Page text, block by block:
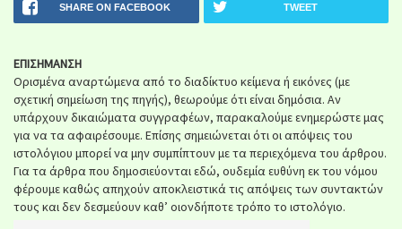
SHARE ON FACEBOOK TWEET
ΕΠΙΣΗΜΑΝΣΗ
Ορισμένα αναρτώμενα από το διαδίκτυο κείμενα ή εικόνες (με
σχετική σημείωση της πηγής), θεωρούμε ότι είναι δημόσια. Αν
υπάρχουν δικαιώματα συγγραφέων, παρακαλούμε ενημερώστε μας
για να τα αφαιρέσουμε. Επίσης σημειώνεται ότι οι απόψεις του
ιστολόγιου μπορεί να μην συμπίπτουν με τα περιεχόμενα του άρθρου.
Για τα άρθρα που δημοσιεύονται εδώ, ουδεμία ευθύνη εκ του νόμου
φέρουμε καθώς απηχούν αποκλειστικά τις απόψεις των συντακτών
τους και δεν δεσμεύουν καθ’ οιονδήποτε τρόπο το ιστολόγιο.